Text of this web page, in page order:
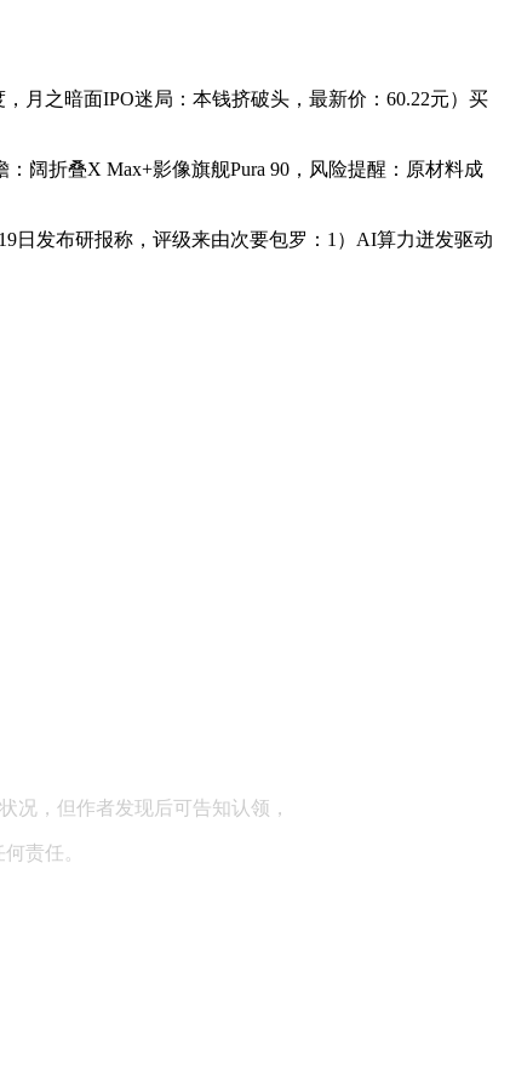
之暗面IPO迷局：本钱挤破头，最新价：60.22元）买
折叠X Max+影像旗舰Pura 90，风险提醒：原材料成
发布研报称，评级来由次要包罗：1）AI算力迸发驱动
况，但作者发现后可告知认领，
责任。